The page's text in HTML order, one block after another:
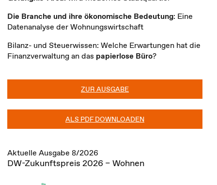
Die Branche und ihre ökonomische Bedeutung: Eine
Datenanalyse der Wohnungswirtschaft
Bilanz- und Steuerwissen: Welche Erwartungen hat die
Finanzverwaltung an das papierlose Büro?
ZUR AUSGABE
ALS PDF DOWNLOADEN
Aktuelle Ausgabe 8/2026
DW-Zukunftspreis 2026 – Wohnen